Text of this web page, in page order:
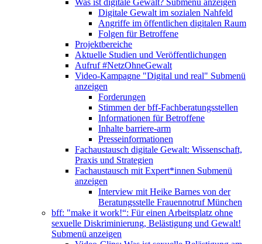
Was ist digitale Gewalt? Submenü anzeigen
Digitale Gewalt im sozialen Nahfeld
Angriffe im öffentlichen digitalen Raum
Folgen für Betroffene
Projektbereiche
Aktuelle Studien und Veröffentlichungen
Aufruf #NetzOhneGewalt
Video-Kampagne "Digital und real" Submenü
anzeigen
Forderungen
Stimmen der bff-Fachberatungsstellen
Informationen für Betroffene
Inhalte barriere-arm
Presseinformationen
Fachaustausch digitale Gewalt: Wissenschaft,
Praxis und Strategien
Fachaustausch mit Expert*innen Submenü
anzeigen
Interview mit Heike Barnes von der
Beratungsstelle Frauennotruf München
bff: "make it work!“: Für einen Arbeitsplatz ohne
sexuelle Diskriminierung, Belästigung und Gewalt!
Submenü anzeigen